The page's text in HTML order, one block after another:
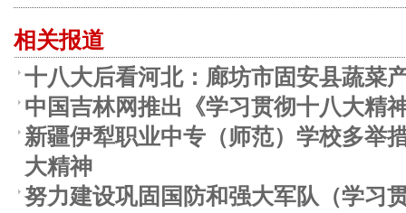
相关报道
十八大后看河北：廊坊市固安县蔬菜
中国吉林网推出《学习贯彻十八大精
新疆伊犁职业中专（师范）学校多举
大精神
努力建设巩固国防和强大军队（学习